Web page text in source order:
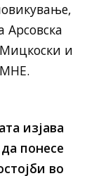
Арсовска
и
изјава
понесе
во